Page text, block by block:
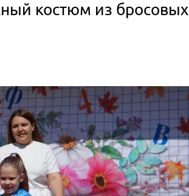
костюм из бросовых